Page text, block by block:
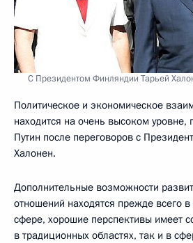
С Президентом Финляндии Тарьей
Политическое и экономическое
находится на очень высоком уровне,
Путин после переговоров с
Халонен.
Дополнительные возможности
отношений находятся прежде всего
сфере, хорошие перспективы имеет
в традиционных областях, так и в